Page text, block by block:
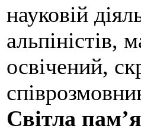
науковій
альпіністів,
освічений,
Світла